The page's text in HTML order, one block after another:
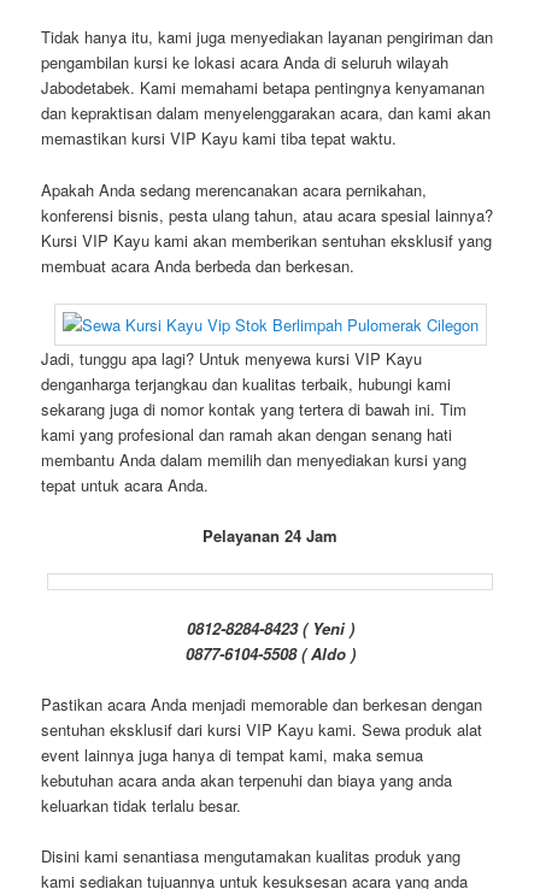
Tidak hanya itu, kami juga menyediakan layanan pengiriman dan
pengambilan kursi ke lokasi acara Anda di seluruh wilayah
Jabodetabek. Kami memahami betapa pentingnya kenyamanan
dan kepraktisan dalam menyelenggarakan acara, dan kami akan
memastikan kursi VIP Kayu kami tiba tepat waktu.
Apakah Anda sedang merencanakan acara pernikahan,
konferensi bisnis, pesta ulang tahun, atau acara spesial lainnya?
Kursi VIP Kayu kami akan memberikan sentuhan eksklusif yang
membuat acara Anda berbeda dan berkesan.
Jadi, tunggu apa lagi? Untuk menyewa kursi VIP Kayu
denganharga terjangkau dan kualitas terbaik, hubungi kami
sekarang juga di nomor kontak yang tertera di bawah ini. Tim
kami yang profesional dan ramah akan dengan senang hati
membantu Anda dalam memilih dan menyediakan kursi yang
tepat untuk acara Anda.
Pelayanan 24 Jam
0812-8284-8423 ( Yeni )
0877-6104-5508 ( Aldo )
Pastikan acara Anda menjadi memorable dan berkesan dengan
sentuhan eksklusif dari kursi VIP Kayu kami. Sewa produk alat
event lainnya juga hanya di tempat kami, maka semua
kebutuhan acara anda akan terpenuhi dan biaya yang anda
keluarkan tidak terlalu besar.
Disini kami senantiasa mengutamakan kualitas produk yang
kami sediakan tujuannya untuk kesuksesan acara yang anda